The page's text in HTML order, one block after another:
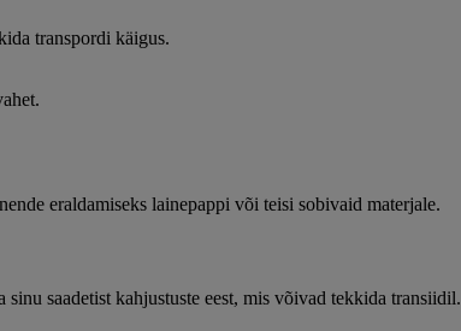
transpordi käigus.
eraldamiseks lainepappi või teisi sobivaid materjale.
saadetist kahjustuste eest, mis võivad tekkida transiidil.